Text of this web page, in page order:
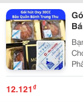
Phẩm
12.121₫